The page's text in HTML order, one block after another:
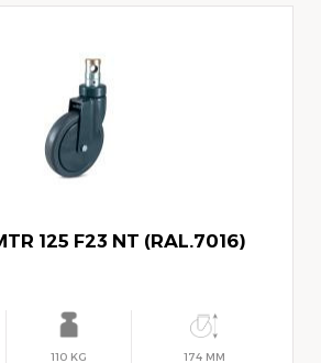
125 F23 NT (RAL.7016)
110 KG 174 MM